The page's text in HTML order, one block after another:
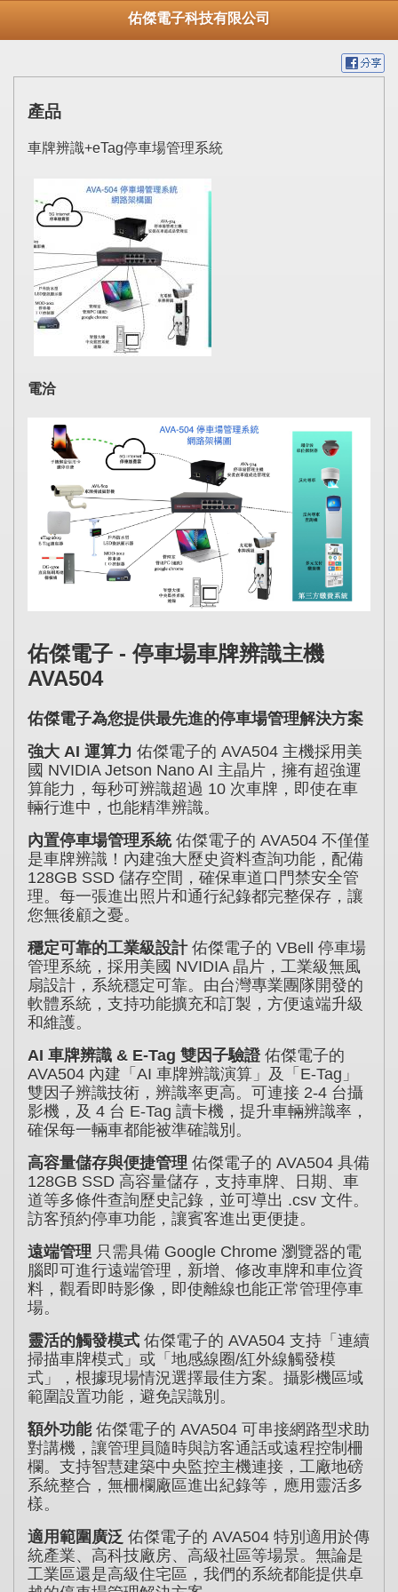
佑傑電子科技有限公司
產品
車牌辨識+eTag停車場管理系統
電洽
佑傑電子 - 停車場車牌辨識主機
AVA504
佑傑電子為您提供最先進的停車場管理解決方案
強大 AI 運算力 佑傑電子的 AVA504 主機採用美
國 NVIDIA Jetson Nano AI 主晶片，擁有超強運
算能力，每秒可辨識超過 10 次車牌，即使在車
輛行進中，也能精準辨識。
內置停車場管理系統佑傑電子的 AVA504 不僅僅
是車牌辨識！內建強大歷史資料查詢功能，配備
128GB SSD 儲存空間，確保車道口門禁安全管
理。每一張進出照片和通行紀錄都完整保存，讓
您無後顧之憂。
穩定可靠的工業級設計佑傑電子的 VBell 停車場
管理系統，採用美國 NVIDIA 晶片，工業級無風
扇設計，系統穩定可靠。由台灣專業團隊開發的
軟體系統，支持功能擴充和訂製，方便遠端升級
和維護。
AI 車牌辨識 & E-Tag 雙因子驗證佑傑電子的
AVA504 內建「AI 車牌辨識演算」及「E-Tag」
雙因子辨識技術，辨識率更高。可連接 2-4 台攝
影機，及 4 台 E-Tag 讀卡機，提升車輛辨識率，
確保每一輛車都能被準確識別。
高容量儲存與便捷管理 佑傑電子的 AVA504 具備
128GB SSD 高容量儲存，支持車牌、日期、車
道等多條件查詢歷史記錄，並可導出 .csv 文件。
訪客預約停車功能，讓賓客進出更便捷。
遠端管理 只需具備 Google Chrome 瀏覽器的電
腦即可進行遠端管理，新增、修改車牌和車位資
料，觀看即時影像，即使離線也能正常管理停車
場。
靈活的觸發模式 佑傑電子的 AVA504 支持「連續
掃描車牌模式」或「地感線圈/紅外線觸發模
式」，根據現場情況選擇最佳方案。攝影機區域
範圍設置功能，避免誤識別。
額外功能佑傑電子的 AVA504 可串接網路型求助
對講機，讓管理員隨時與訪客通話或遠程控制柵
欄。支持智慧建築中央監控主機連接，工廠地磅
系統整合，無柵欄廠區進出紀錄等，應用靈活多
樣。
適用範圍廣泛 佑傑電子的 AVA504 特別適用於傳
統產業、高科技廠房、高級社區等場景。無論是
工業區還是高級住宅區，我們的系統都能提供卓